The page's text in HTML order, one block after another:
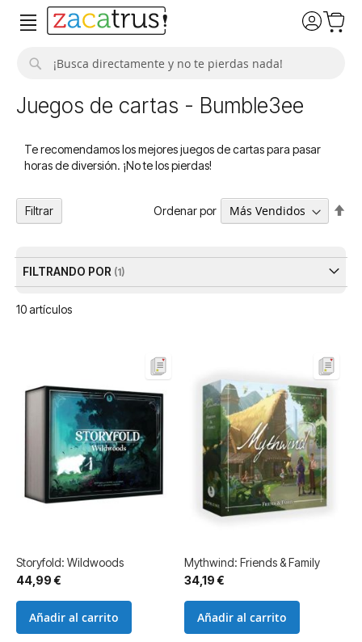
Juegos de cartas - Bumble3ee
Te recomendamos los mejores juegos de cartas para pasar
horas de diversión. ¡No te los pierdas!
10artículos
Ordenar por
Storyfold: Wildwoods
44,99 €
Añadir al carrito
Mythwind: Friends & Family
34,19 €
Añadir al carrito
Filtrar
FILTRANDO POR